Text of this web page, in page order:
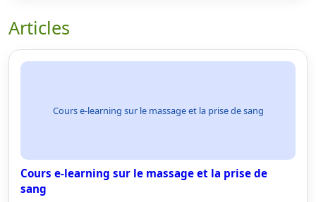
Articles
Cours e-learning sur le massage et la prise de sang
Cours e-learning sur le massage et la prise de
sang